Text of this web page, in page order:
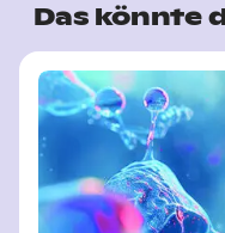
Das könnte